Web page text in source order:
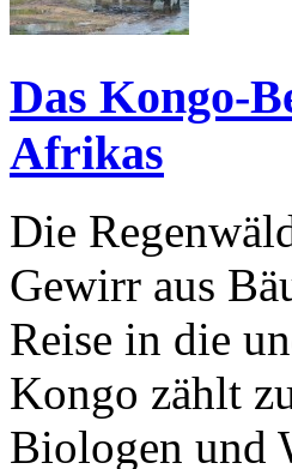
Das Kongo-
Afrikas
Die
Gewirr aus
Reise in die
Kongo zählt
Biologen und